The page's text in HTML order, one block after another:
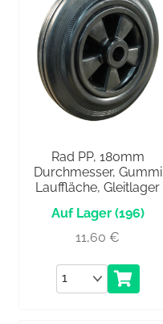
Rad PP, 180mm
Durchmesser, Gummi
Lauffläche, Gleitlager
(196)
11,60€
Anzahl